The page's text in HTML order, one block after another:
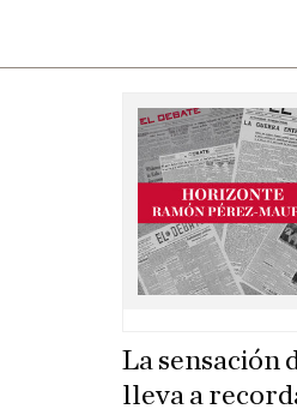
La sensación
lleva a